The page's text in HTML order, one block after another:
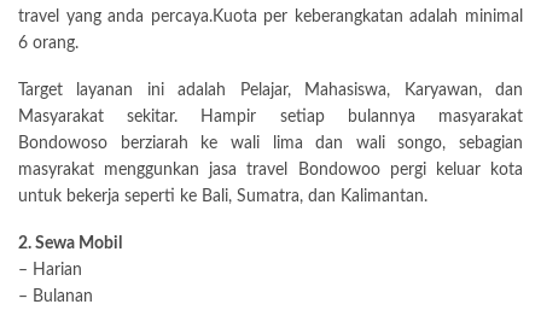
travel yang anda percaya.Kuota per keberangkatan adalah minimal
6 orang.
Target layanan ini adalah Pelajar, Mahasiswa, Karyawan, dan
Masyarakat sekitar. Hampir setiap bulannya masyarakat
Bondowoso berziarah ke wali lima dan wali songo, sebagian
masyrakat menggunkan jasa travel Bondowoo pergi keluar kota
untuk bekerja seperti ke Bali, Sumatra, dan Kalimantan.
2. Sewa Mobil
– Harian
– Bulanan